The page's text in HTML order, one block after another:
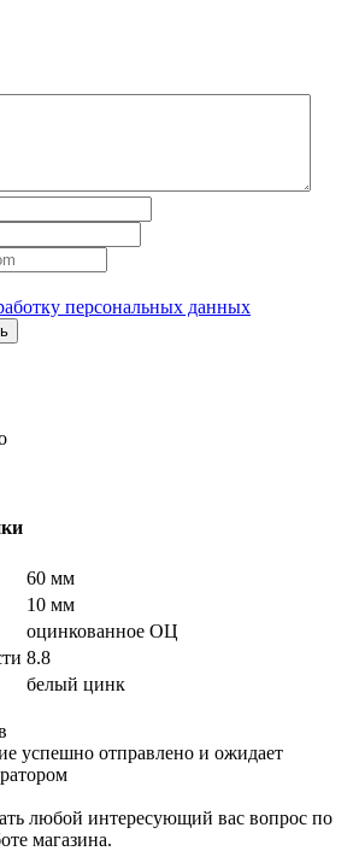
персональных данных
60 мм
10 мм
оцинкованное ОЦ
8.8
белый цинк
успешно отправлено и ожидает
любой интересующий вас вопрос по
магазина.